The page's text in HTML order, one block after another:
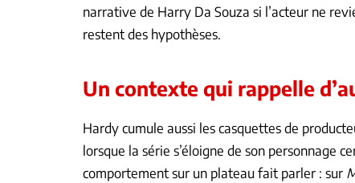
narrative de Harry Da Souza si l’acteur ne
restent des hypothèses.
Un contexte qui rappelle
Hardy cumule aussi les casquettes de
lorsque la série s’éloigne de son personnage
comportement sur un plateau fait parler : sur